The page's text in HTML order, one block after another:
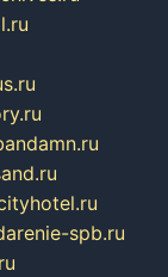
spb.ru